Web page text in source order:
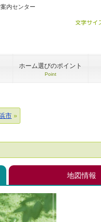
内センター
ホーム選びのポイント
Point
市
地図情報